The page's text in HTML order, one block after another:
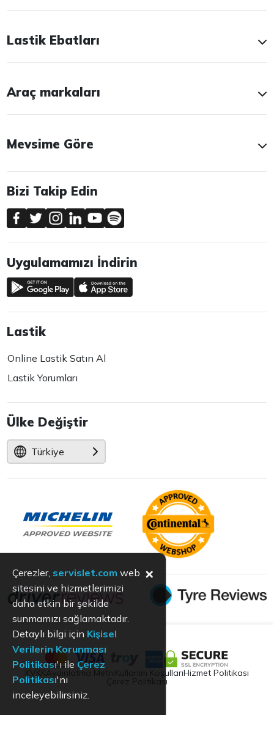
Lastik Ebatları
Araç markaları
Mevsime Göre
Bizi Takip Edin
Uygulamamızı İndirin
Lastik
Online Lastik Satın Al
Lastik Yorumları
Ülke Değiştir
Türkiye
Aydınlatma Metni Kullanım KoşullarıHizmet Politikası
Çerez Politikası
Çerezler, servislet.com web
sitesini ve hizmetlerimizi
daha etkin bir şekilde
sunmamızı sağlamaktadır.
Detaylı bilgi için Kişisel
Verilerin Korunması
Politikası'ı ile Çerez
Politikası'nı
inceleyebilirsiniz.
×